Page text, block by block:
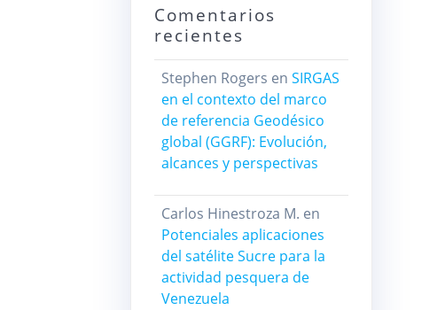
Comentarios
recientes
Stephen Rogers en SIRGAS
en el contexto del marco
de referencia Geodésico
global (GGRF): Evolución,
alcances y perspectivas
Carlos Hinestroza M. en
Potenciales aplicaciones
del satélite Sucre para la
actividad pesquera de
Venezuela